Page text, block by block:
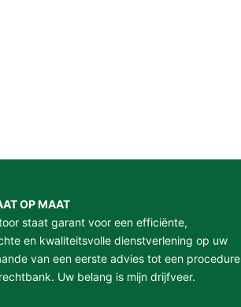
OP MAAT
staat garant voor een efficiënte,
en kwaliteitsvolle dienstverlening op uw
van een eerste advies tot een procedure
Uw belang is mijn drijfveer.